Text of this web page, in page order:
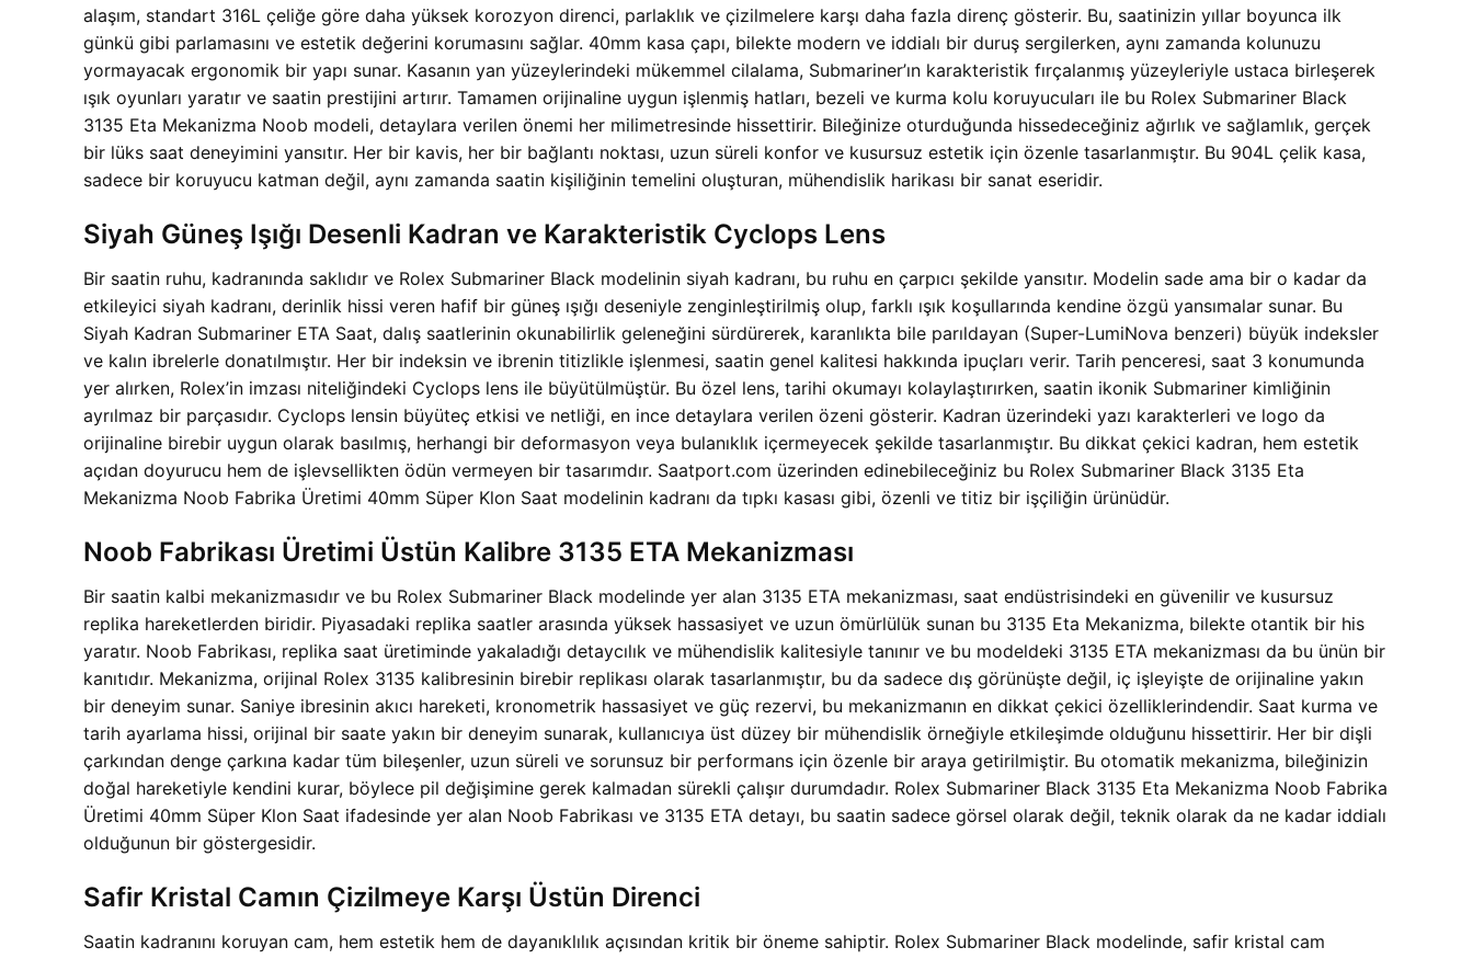
alaşım, standart 316L çeliğe göre daha yüksek korozyon direnci, parlaklık ve çizilmelere karşı daha fazla direnç gösterir. Bu, saatinizin yıllar boyunca ilk
günkü gibi parlamasını ve estetik değerini korumasını sağlar. 40mm kasa çapı, bilekte modern ve iddialı bir duruş sergilerken, aynı zamanda kolunuzu
yormayacak ergonomik bir yapı sunar. Kasanın yan yüzeylerindeki mükemmel cilalama, Submariner’ın karakteristik fırçalanmış yüzeyleriyle ustaca birleşerek
ışık oyunları yaratır ve saatin prestijini artırır. Tamamen orijinaline uygun işlenmiş hatları, bezeli ve kurma kolu koruyucuları ile bu Rolex Submariner Black
3135 Eta Mekanizma Noob modeli, detaylara verilen önemi her milimetresinde hissettirir. Bileğinize oturduğunda hissedeceğiniz ağırlık ve sağlamlık, gerçek
bir lüks saat deneyimini yansıtır. Her bir kavis, her bir bağlantı noktası, uzun süreli konfor ve kusursuz estetik için özenle tasarlanmıştır. Bu 904L çelik kasa,
sadece bir koruyucu katman değil, aynı zamanda saatin kişiliğinin temelini oluşturan, mühendislik harikası bir sanat eseridir.
Siyah Güneş Işığı Desenli Kadran ve Karakteristik Cyclops Lens
Bir saatin ruhu, kadranında saklıdır ve Rolex Submariner Black modelinin siyah kadranı, bu ruhu en çarpıcı şekilde yansıtır. Modelin sade ama bir o kadar da
etkileyici siyah kadranı, derinlik hissi veren hafif bir güneş ışığı deseniyle zenginleştirilmiş olup, farklı ışık koşullarında kendine özgü yansımalar sunar. Bu
Siyah Kadran Submariner ETA Saat, dalış saatlerinin okunabilirlik geleneğini sürdürerek, karanlıkta bile parıldayan (Super-LumiNova benzeri) büyük indeksler
ve kalın ibrelerle donatılmıştır. Her bir indeksin ve ibrenin titizlikle işlenmesi, saatin genel kalitesi hakkında ipuçları verir. Tarih penceresi, saat 3 konumunda
yer alırken, Rolex’in imzası niteliğindeki Cyclops lens ile büyütülmüştür. Bu özel lens, tarihi okumayı kolaylaştırırken, saatin ikonik Submariner kimliğinin
ayrılmaz bir parçasıdır. Cyclops lensin büyüteç etkisi ve netliği, en ince detaylara verilen özeni gösterir. Kadran üzerindeki yazı karakterleri ve logo da
orijinaline birebir uygun olarak basılmış, herhangi bir deformasyon veya bulanıklık içermeyecek şekilde tasarlanmıştır. Bu dikkat çekici kadran, hem estetik
açıdan doyurucu hem de işlevsellikten ödün vermeyen bir tasarımdır. Saatport.com üzerinden edinebileceğiniz bu Rolex Submariner Black 3135 Eta
Mekanizma Noob Fabrika Üretimi 40mm Süper Klon Saat modelinin kadranı da tıpkı kasası gibi, özenli ve titiz bir işçiliğin ürünüdür.
Noob Fabrikası Üretimi Üstün Kalibre 3135 ETA Mekanizması
Bir saatin kalbi mekanizmasıdır ve bu Rolex Submariner Black modelinde yer alan 3135 ETA mekanizması, saat endüstrisindeki en güvenilir ve kusursuz
replika hareketlerden biridir. Piyasadaki replika saatler arasında yüksek hassasiyet ve uzun ömürlülük sunan bu 3135 Eta Mekanizma, bilekte otantik bir his
yaratır. Noob Fabrikası, replika saat üretiminde yakaladığı detaycılık ve mühendislik kalitesiyle tanınır ve bu modeldeki 3135 ETA mekanizması da bu ünün bir
kanıtıdır. Mekanizma, orijinal Rolex 3135 kalibresinin birebir replikası olarak tasarlanmıştır, bu da sadece dış görünüşte değil, iç işleyişte de orijinaline yakın
bir deneyim sunar. Saniye ibresinin akıcı hareketi, kronometrik hassasiyet ve güç rezervi, bu mekanizmanın en dikkat çekici özelliklerindendir. Saat kurma ve
tarih ayarlama hissi, orijinal bir saate yakın bir deneyim sunarak, kullanıcıya üst düzey bir mühendislik örneğiyle etkileşimde olduğunu hissettirir. Her bir dişli
çarkından denge çarkına kadar tüm bileşenler, uzun süreli ve sorunsuz bir performans için özenle bir araya getirilmiştir. Bu otomatik mekanizma, bileğinizin
doğal hareketiyle kendini kurar, böylece pil değişimine gerek kalmadan sürekli çalışır durumdadır. Rolex Submariner Black 3135 Eta Mekanizma Noob Fabrika
Üretimi 40mm Süper Klon Saat ifadesinde yer alan Noob Fabrikası ve 3135 ETA detayı, bu saatin sadece görsel olarak değil, teknik olarak da ne kadar iddialı
olduğunun bir göstergesidir.
Safir Kristal Camın Çizilmeye Karşı Üstün Direnci
Saatin kadranını koruyan cam, hem estetik hem de dayanıklılık açısından kritik bir öneme sahiptir. Rolex Submariner Black modelinde, safir kristal cam